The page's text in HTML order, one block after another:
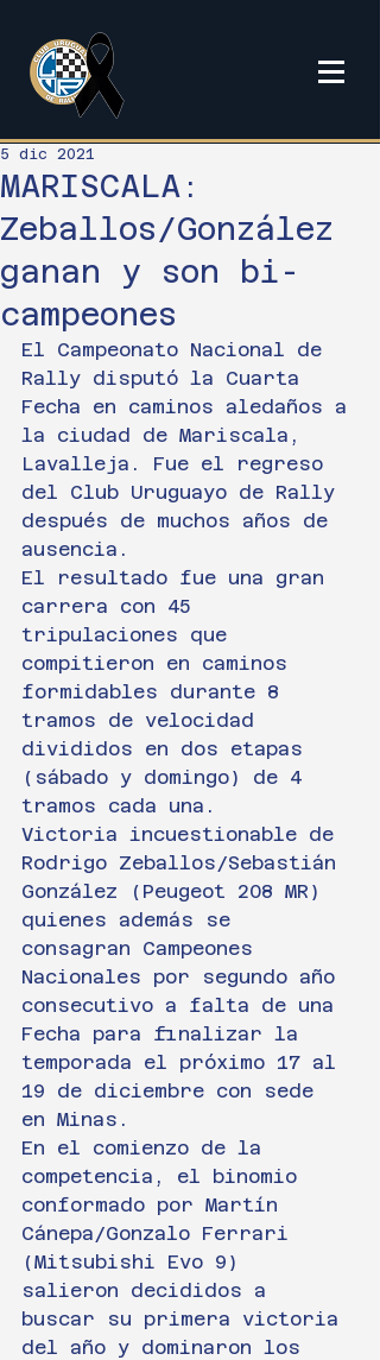
MARISCALA:
Zeballos/González
ganan y son bi-
campeones
5 dic 2021
El Campeonato Nacional de
Rally disputó la Cuarta
Fecha en caminos aledaños a
la ciudad de Mariscala,
Lavalleja. Fue el regreso
del Club Uruguayo de Rally
después de muchos años de
ausencia.
El resultado fue una gran
carrera con 45
tripulaciones que
compitieron en caminos
formidables durante 8
tramos de velocidad
divididos en dos etapas
(sábado y domingo) de 4
tramos cada una.
Victoria incuestionable de
Rodrigo Zeballos/Sebastián
González (Peugeot 208 MR)
quienes además se
consagran Campeones
Nacionales por segundo año
consecutivo a falta de una
Fecha para finalizar la
temporada el próximo 17 al
19 de diciembre con sede
en Minas.
En el comienzo de la
competencia, el binomio
conformado por Martín
Cánepa/Gonzalo Ferrari
(Mitsubishi Evo 9)
salieron decididos a
buscar su primera victoria
del año y dominaron los